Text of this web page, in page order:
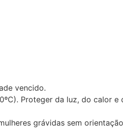
vencido.
Proteger da luz, do calor e
grávidas sem